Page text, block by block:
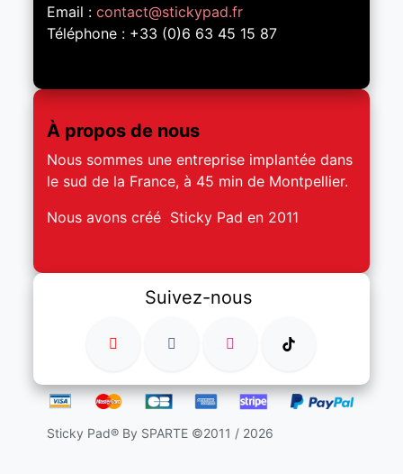
À propos de nous
Nous sommes une entreprise implantée dans
le sud de la France, à 45 min de Montpellier.
Nous avons créé Sticky Pad en 2011
Sticky Pad® By SPARTE ©2011 / 2026
Email :contact@stickypad.fr
Téléphone : +33 (0)6 63 45 15 87
Suivez-nous